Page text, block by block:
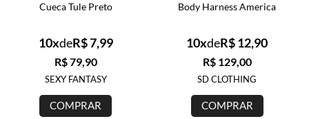
Cueca Tule Preto
R$ 79,90
10xdeR$ 7,99
SEXY FANTASY
COMPRAR
Body Harness America
R$ 129,00
10xdeR$ 12,90
SD CLOTHING
COMPRAR